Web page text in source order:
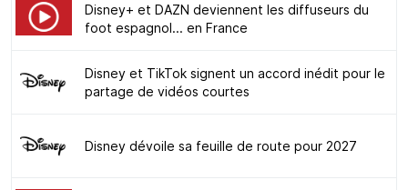
Disney+ et DAZN deviennent les diffuseurs du
foot espagnol... en France
Disney et TikTok signent un accord inédit pour le
partage de vidéos courtes
Disney dévoile sa feuille de route pour 2027